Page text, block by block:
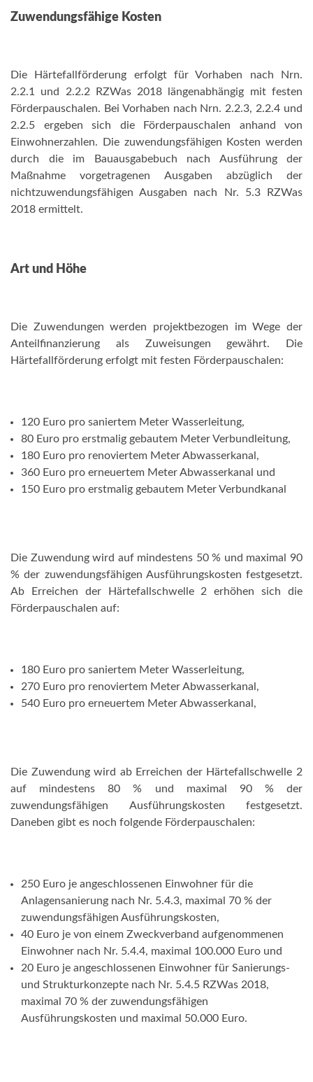
Zuwendungsfähige Kosten
Die Härtefallförderung erfolgt für Vorhaben nach Nrn.
2.2.1 und 2.2.2 RZWas 2018 längenabhängig mit festen
Förderpauschalen. Bei Vorhaben nach Nrn. 2.2.3, 2.2.4 und
2.2.5 ergeben sich die Förderpauschalen anhand von
Einwohnerzahlen. Die zuwendungsfähigen Kosten werden
durch die im Bauausgabebuch nach Ausführung der
Maßnahme vorgetragenen Ausgaben abzüglich der
nichtzuwendungsfähigen Ausgaben nach Nr. 5.3 RZWas
2018 ermittelt.
Art und Höhe
Die Zuwendungen werden projektbezogen im Wege der
Anteilfinanzierung als Zuweisungen gewährt. Die
Härtefallförderung erfolgt mit festen Förderpauschalen:
120 Euro pro saniertem Meter Wasserleitung,
80 Euro pro erstmalig gebautem Meter Verbundleitung,
180 Euro pro renoviertem Meter Abwasserkanal,
360 Euro pro erneuertem Meter Abwasserkanal und
150 Euro pro erstmalig gebautem Meter Verbundkanal
Die Zuwendung wird auf mindestens 50 % und maximal 90
% der zuwendungsfähigen Ausführungskosten festgesetzt.
Ab Erreichen der Härtefallschwelle 2 erhöhen sich die
Förderpauschalen auf:
180 Euro pro saniertem Meter Wasserleitung,
270 Euro pro renoviertem Meter Abwasserkanal,
540 Euro pro erneuertem Meter Abwasserkanal,
Die Zuwendung wird ab Erreichen der Härtefallschwelle 2
auf mindestens 80 % und maximal 90 % der
zuwendungsfähigen Ausführungskosten festgesetzt.
Daneben gibt es noch folgende Förderpauschalen:
250 Euro je angeschlossenen Einwohner für die
Anlagensanierung nach Nr. 5.4.3, maximal 70 % der
zuwendungsfähigen Ausführungskosten,
40 Euro je von einem Zweckverband aufgenommenen
Einwohner nach Nr. 5.4.4, maximal 100.000 Euro und
20 Euro je angeschlossenen Einwohner für Sanierungs-
und Strukturkonzepte nach Nr. 5.4.5 RZWas 2018,
maximal 70 % der zuwendungsfähigen
Ausführungskosten und maximal 50.000 Euro.